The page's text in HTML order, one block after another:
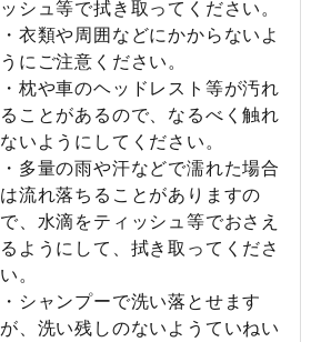
ッシュ等で拭き取ってください。
・衣類や周囲などにかからないよ
うにご注意ください。
・枕や車のヘッドレスト等が汚れ
ることがあるので、なるべく触れ
ないようにしてください。
・多量の雨や汗などで濡れた場合
は流れ落ちることがありますの
で、水滴をティッシュ等でおさえ
るようにして、拭き取ってくださ
い。
・シャンプーで洗い落とせます
が、洗い残しのないようていねい